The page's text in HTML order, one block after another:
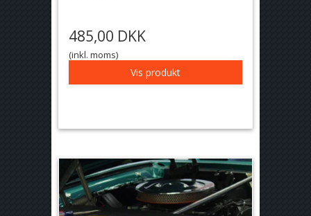
485,00 DKK
(inkl. moms)
Vis produkt